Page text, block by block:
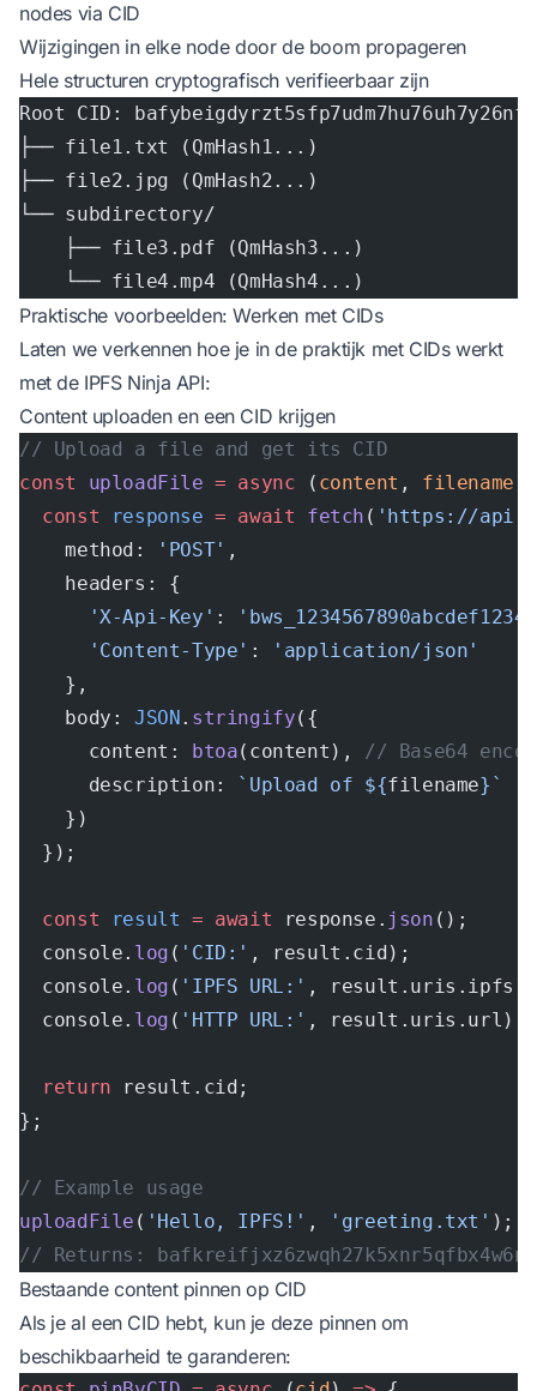
nodes via CID
Wijzigingen in elke node door de boom propageren
Hele structuren cryptografisch verifieerbaar zijn
Root CID:
├── file1.txt (QmHash1...)
├── file2.jpg (QmHash2...)
└── subdirectory/
    ├── file3.pdf (QmHash3...)
    └── file4.mp4 (QmHash4...)
Praktische voorbeelden: Werken met CIDs
Laten we verkennen hoe je in de praktijk met CIDs werkt
met de IPFS Ninja API:
Content uploaden en een CID krijgen
// Upload a file and get its CID
const
uploadFile = async ( content , filename
  const
response = await fetch ( 'https://
    method:
'POST' ,
    headers: {
      'X-Api-Key'
:
      'Content-Type'
:
'application/json'
    },
    body:
JSON. stringify({
      content:
btoa(content), // Base64
      description:
`Upload of ${filename}`
    })
  });
  const
result = await response. json ();
  console.
log ( 'CID:' , result.cid);
  console.
log ( 'IPFS URL:' , result.uris.ipfs);
  console.
log ( 'HTTP URL:' , result.uris.url);
  return
result.cid;
};
// Example usage
uploadFile ( 'Hello, IPFS!' , 'greeting.txt' );
// Returns:
Bestaande content pinnen op CID
Als je al een CID hebt, kun je deze pinnen om
beschikbaarheid te garanderen: